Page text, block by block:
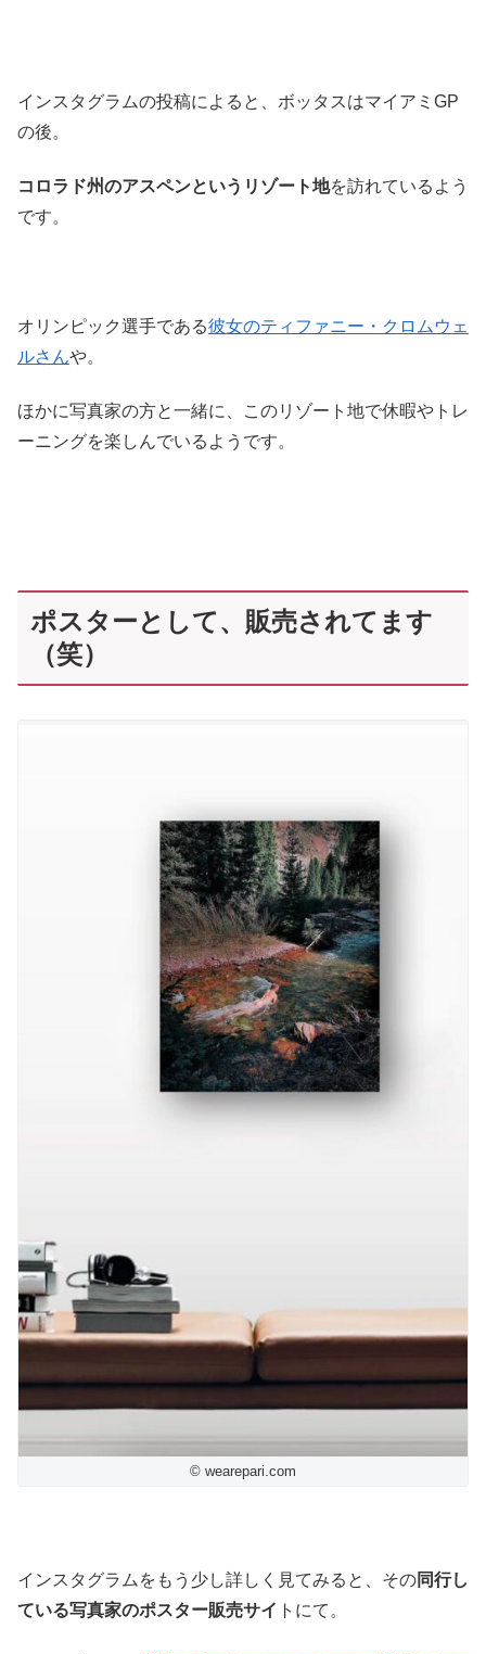
インスタグラムの投稿によると、ボッタスはマイアミGP
の後。
コロラド州のアスペンというリゾート地を訪れているよう
です。
オリンピック選手である彼女のティファニー・クロムウェ
ルさんや。
ほかに写真家の方と一緒に、このリゾート地で休暇やトレ
ーニングを楽しんでいるようです。
ポスターとして、販売されてます
（笑）
© wearepari.com
インスタグラムをもう少し詳しく見てみると、その同行し
ている写真家のポスター販売サイ トにて。